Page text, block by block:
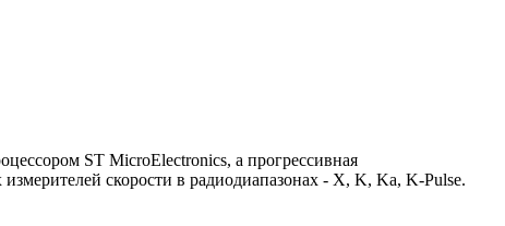
ST MicroElectronics, а прогрессивная
скорости в радиодиапазонах - X, K, Ka, K-Pulse.